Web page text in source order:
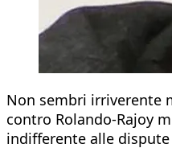
Non sembri irriverente
contro Rolando-Rajoy
indifferente alle